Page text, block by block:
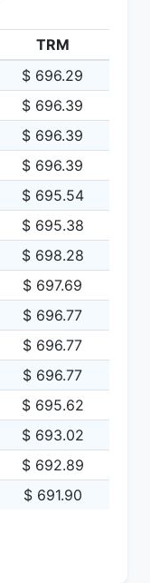
TRM
$ 696.29
$ 696.39
$ 696.39
$ 696.39
$ 695.54
$ 695.38
$ 698.28
$ 697.69
$ 696.77
$ 696.77
$ 696.77
$ 695.62
$ 693.02
$ 692.89
$ 691.90